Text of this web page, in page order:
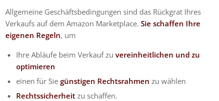
Allgemeine Geschäftsbedingungen sind das Rückgrat Ihres
Verkaufs auf dem Amazon Marketplace. Sie schaffen Ihre
eigenen Regeln, um
Ihre Abläufe beim Verkauf zuvereinheitlichen und zu
optimieren
einen für Siegünstigen Rechtsrahmen zu wählen
Rechtssicherheit zu schaffen.